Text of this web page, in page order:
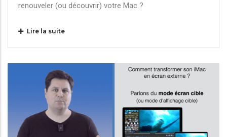
renouveler (ou découvrir) votre Mac ?
Lire la suite